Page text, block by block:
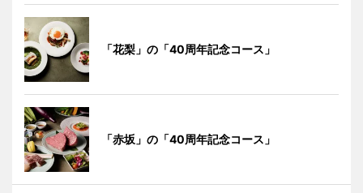
「花梨」の「40周年記念コース」
「赤坂」の「40周年記念コース」